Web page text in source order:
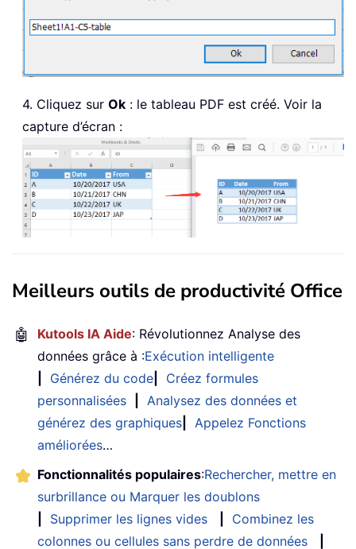
4. Cliquez sur Ok : le tableau PDF est créé. Voir la
capture d’écran :
Meilleurs outils de productivité Office
🤖 Kutools IA Aide: Révolutionnez Analyse des
données grâce à :Exécution intelligente
Générez du code
Créez formules
personnalisées
Analysez des données et
générez des graphiques
Appelez Fonctions
améliorées…
Fonctionnalités populaires:Rechercher, mettre en
surbrillance ou Marquer les doublons
Supprimer les lignes vides
Combinez les
colonnes ou cellules sans perdre de données